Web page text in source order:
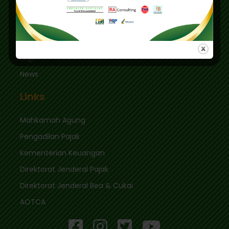
sekretariat@ikpi.or.id
Quick Links
Login
News
Links
Mahkamah Agung
Pengadilan Pajak
Kementerian Keuangan
Direktorat Jenderal Pajak
Direktorat Jenderal Bea & Cukai
AOTCA